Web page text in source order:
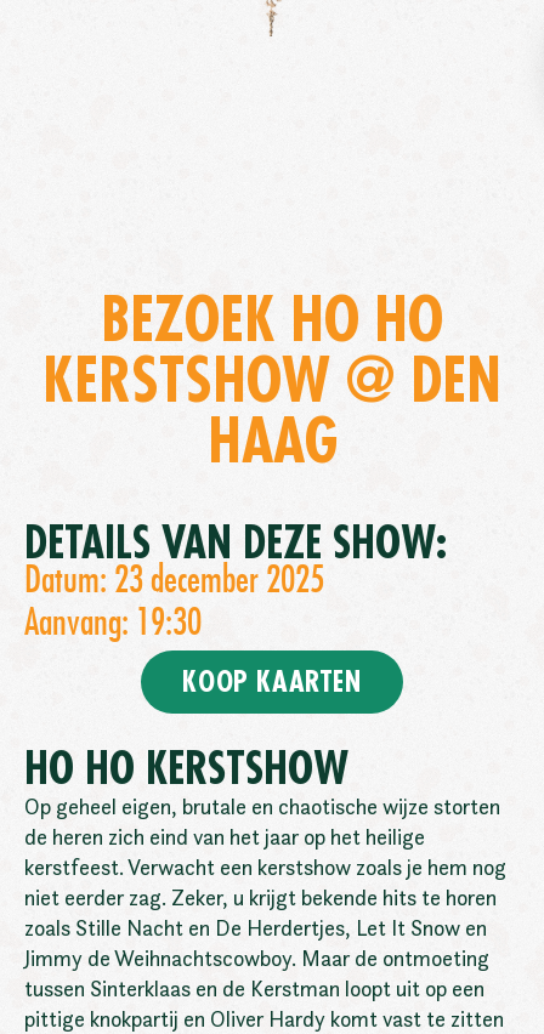
BEZOEK HO HO
KERSTSHOW @ DEN
HAAG
DETAILS VAN DEZE SHOW:
Datum: 23 december 2025
Aanvang: 19:30
KOOP KAARTEN
HO HO KERSTSHOW
Op geheel eigen, brutale en chaotische wijze storten
de heren zich eind van het jaar op het heilige
kerstfeest. Verwacht een kerstshow zoals je hem nog
niet eerder zag. Zeker, u krijgt bekende hits te horen
zoals Stille Nacht en De Herdertjes, Let It Snow en
Jimmy de Weihnachtscowboy. Maar de ontmoeting
tussen Sinterklaas en de Kerstman loopt uit op een
pittige knokpartij en Oliver Hardy komt vast te zitten